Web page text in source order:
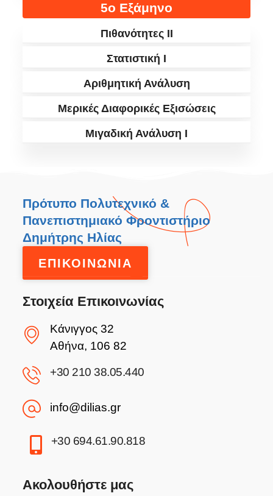
5ο Εξάμηνο
Πιθανότητες II
Στατιστική I
Αριθμητική Ανάλυση
Μερικές Διαφορικές Εξισώσεις
Μιγαδική Ανάλυση I
Πρότυπο Πολυτεχνικό &
Πανεπιστημιακό Φροντιστήριο
Δημήτρης Ηλίας
ΕΠΙΚΟΙΝΩΝΙΑ
Στοιχεία Επικοινωνίας
Κάνιγγος 32
Αθήνα, 106 82
+30 210 38.05.440
info@dilias.gr
+30 694.61.90.818
Ακολουθήστε μας